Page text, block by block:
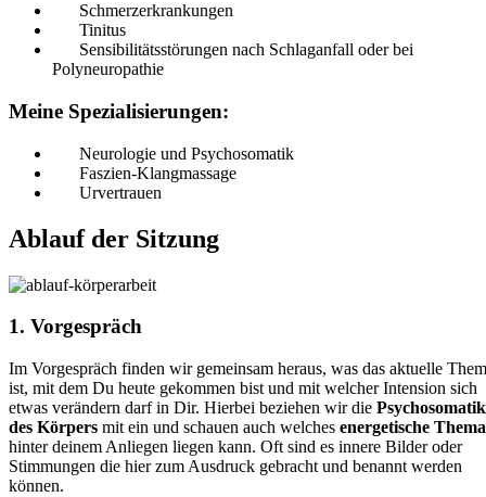
Schmerzerkrankungen
Tinitus
Sensibilitätsstörungen nach Schlaganfall oder bei
Polyneuropathie
Meine Spezialisierungen:
Neurologie und Psychosomatik
Faszien-Klangmassage
Urvertrauen
Ablauf der Sitzung
1. Vorgespräch
Im Vorgespräch finden wir gemeinsam heraus, was das aktuelle
ist, mit dem Du heute gekommen bist und mit welcher Intension sich
etwas verändern darf in Dir. Hierbei beziehen wir die Psychosomatik
des Körpers mit ein und schauen auch welches energetische Thema
hinter deinem Anliegen liegen kann. Oft sind es innere Bilder oder
Stimmungen die hier zum Ausdruck gebracht und benannt werden
können.